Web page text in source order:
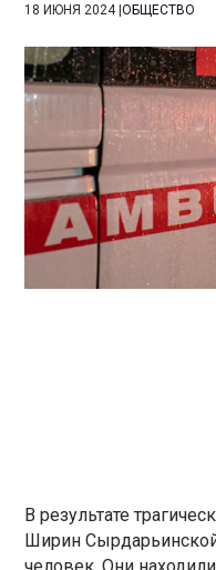
18 ИЮНЯ 2024|ОБЩЕСТВО
В результате
Ширин Сырдарьинской